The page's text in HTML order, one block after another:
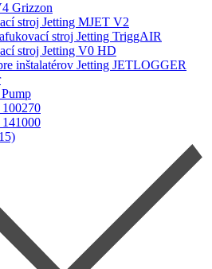
Grizzon
stroj Jetting MJET V2
stroj Jetting TriggAIR
stroj Jetting V0 HD
inštalatérov Jetting JETLOGGER